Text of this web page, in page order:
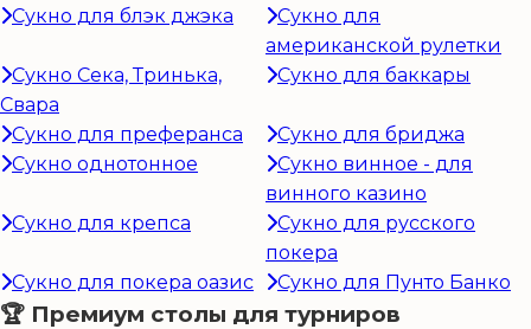
Сукно для блэк джэка
Сукно для
американской рулетки
Сукно Сека, Тринька,
Свара
Сукно для баккары
Сукно для преферанса
Сукно для бриджа
Сукно однотонное
Сукно винное - для
винного казино
Сукно для крепса
Сукно для русского
покера
Сукно для покера оазис
Сукно для Пунто Банко
🏆 Премиум столы для турниров